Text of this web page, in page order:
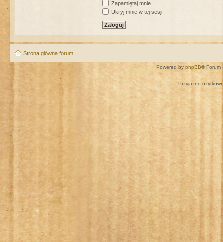
Zapamiętaj mnie
Ukryj mnie w tej sesji
Strona główna forum
Powered by phpBB® Forum
Przyjazne